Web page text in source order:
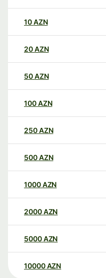
10AZN
20AZN
50AZN
100AZN
250AZN
500AZN
1000AZN
2000AZN
5000AZN
10000 AZN